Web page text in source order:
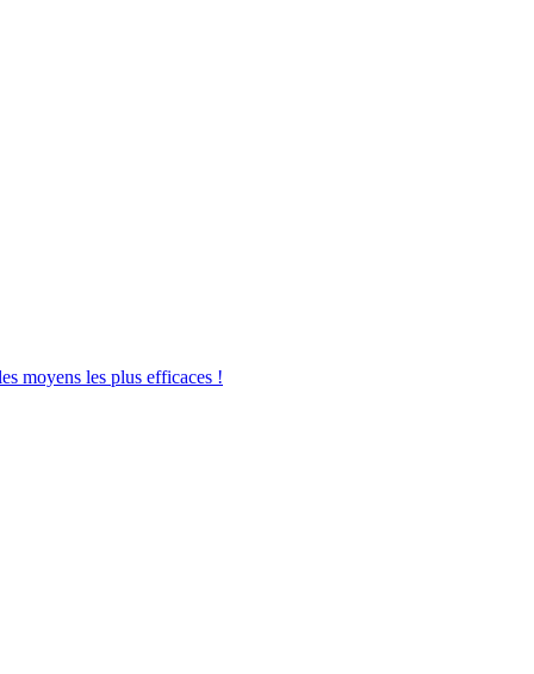
moyens les plus efficaces !